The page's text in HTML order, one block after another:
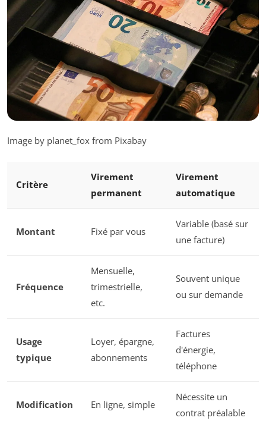
Image by planet_fox from Pixabay
Critère
Virement
permanent
Virement
automatique
Montant Fixé par vous
Variable (basé sur
une facture)
Fréquence
Mensuelle,
trimestrielle,
etc.
Souvent unique
ou sur demande
Usage
typique
Loyer, épargne,
abonnements
Factures
d'énergie,
téléphone
Modification En ligne, simple
Nécessite un
contrat préalable